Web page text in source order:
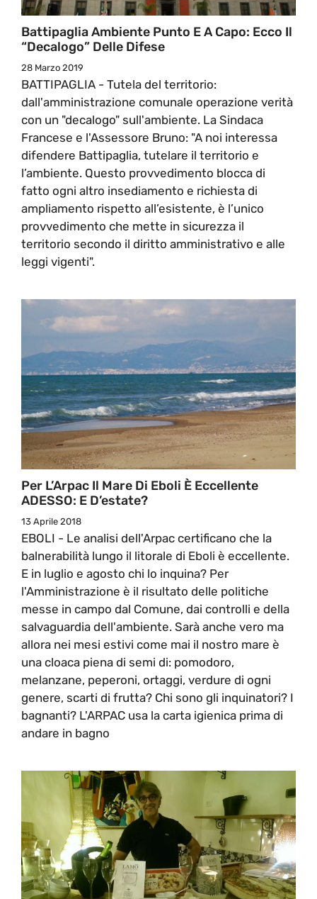
Battipaglia Ambiente Punto E A Capo: Ecco Il
“decalogo” Delle Difese
28 Marzo 2019
BATTIPAGLIA - Tutela del territorio:
dall'amministrazione comunale operazione verità
con un "decalogo" sull'ambiente. La Sindaca
Francese e l'Assessore Bruno: "A noi interessa
difendere Battipaglia, tutelare il territorio e
l’ambiente. Questo provvedimento blocca di
fatto ogni altro insediamento e richiesta di
ampliamento rispetto all’esistente, è l’unico
provvedimento che mette in sicurezza il
territorio secondo il diritto amministrativo e alle
leggi vigenti".
Per L’Arpac Il Mare Di Eboli È Eccellente
ADESSO: E D’estate?
13 Aprile 2018
EBOLI - Le analisi dell'Arpac certificano che la
balnerabilità lungo il litorale di Eboli è eccellente.
E in luglio e agosto chi lo inquina? Per
l'Amministrazione è il risultato delle politiche
messe in campo dal Comune, dai controlli e della
salvaguardia dell'ambiente. Sarà anche vero ma
allora nei mesi estivi come mai il nostro mare è
una cloaca piena di semi di: pomodoro,
melanzane, peperoni, ortaggi, verdure di ogni
genere, scarti di frutta? Chi sono gli inquinatori? I
bagnanti? L'ARPAC usa la carta igienica prima di
andare in bagno